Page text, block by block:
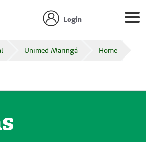
Login
Unimed Maringá Home